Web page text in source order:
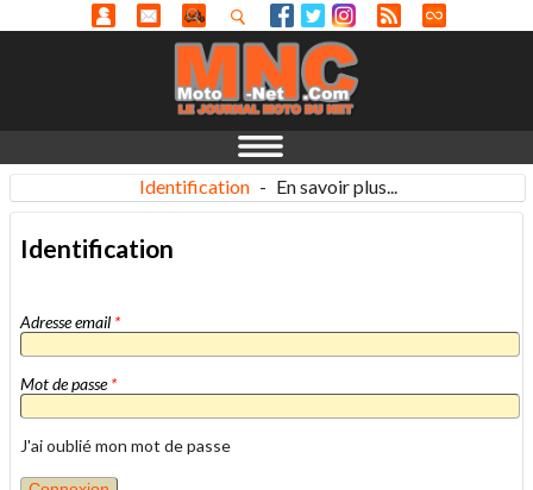
Identification - En savoir plus...
Identification
Adresse email *
Mot de passe*
J'ai oublié mon mot de passe